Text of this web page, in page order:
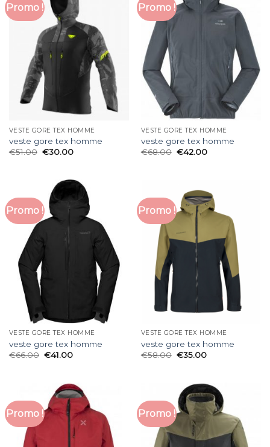
Promo !
VESTE GORE TEX HOMME
veste gore tex homme
€51.00 €30.00
Promo !
VESTE GORE TEX HOMME
veste gore tex homme
€68.00 €42.00
Promo !
VESTE GORE TEX HOMME
veste gore tex homme
€66.00 €41.00
Promo !
VESTE GORE TEX HOMME
veste gore tex homme
€58.00 €35.00
Promo ! Promo !